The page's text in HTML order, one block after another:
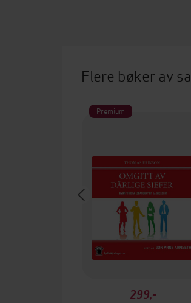
Flere bøker av
Premium
299,-